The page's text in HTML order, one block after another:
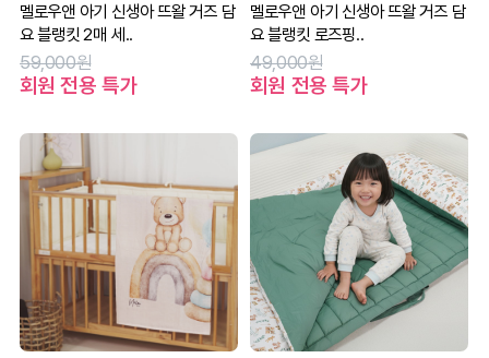
멜로우앤 아기 신생아 뜨왈 거즈 담
요 블랭킷 2매 세..
59,000원
회원 전용 특가
멜로우앤 아기 신생아 뜨왈 거즈 담
요 블랭킷 로즈핑..
49,000원
회원 전용 특가